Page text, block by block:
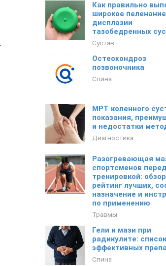
Как правильно
широкое
дисплазии
тазобедренных
Сустав
Остеохондроз
позвоночника
Спина
МРТ коленного
показания,
и недостатки
Диагностика
Разогревающая
спортсменов перед
тренировкой:
рейтинг лучших,
назначение и
по применению
Травмы
Гели и мази при
радикулите:
эффективных
Спина